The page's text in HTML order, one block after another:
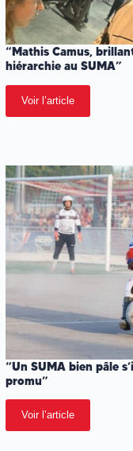
“Mathis Camus,
hiérarchie au SUMA”
Voir l’article
“Un SUMA bien pâle
promu”
Voir l’article